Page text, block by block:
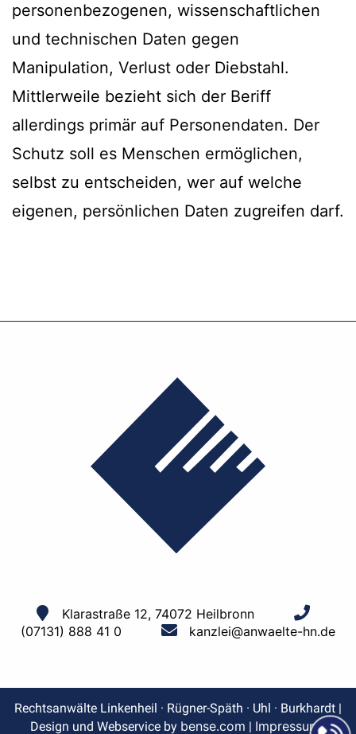
personenbezogenen, wissenschaftlichen
und technischen Daten gegen
Manipulation, Verlust oder Diebstahl.
Mittlerweile bezieht sich der Beriff
allerdings primär auf Personendaten. Der
Schutz soll es Menschen ermöglichen,
selbst zu entscheiden, wer auf welche
eigenen, persönlichen Daten zugreifen darf.
Klarastraße 12, 74072 Heilbronn
(07131) 888 41 0
kanzlei@anwaelte-hn.de
Rechtsanwälte Linkenheil · Rügner-Späth · Uhl · Burkhardt |
Design und Webservice by bense.com | Impressum|